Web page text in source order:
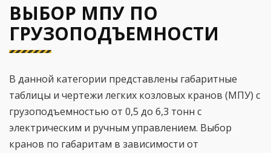
ВЫБОР МПУ ПО
ГРУЗОПОДЪЕМНОСТИ
В данной категории представлены габаритные
таблицы и чертежи легких козловых кранов (МПУ) с
грузоподъемностью от 0,5 до 6,3 тонн с
электрическим и ручным управлением. Выбор
кранов по габаритам в зависимости от